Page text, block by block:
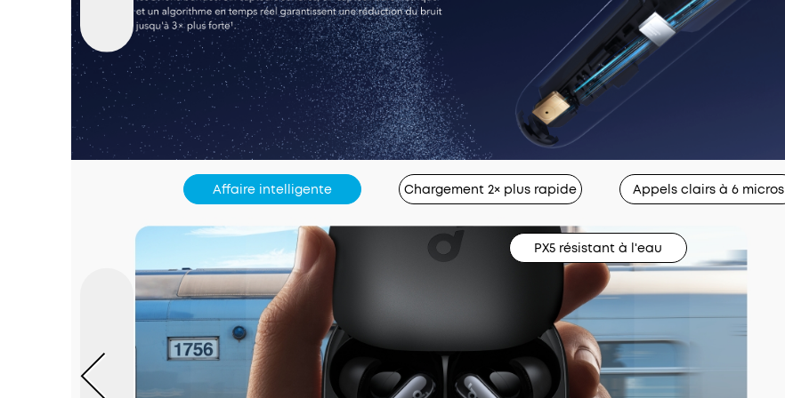
Affaire intelligente Chargement 2× plus rapide Appels clairs à 6 micros
PX5 résistant à l'eau